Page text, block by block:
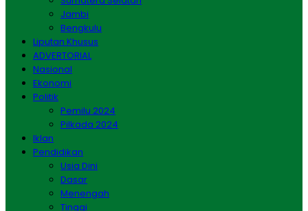
Jambi
Bengkulu
Liputan Khusus
ADVERTORIAL
Nasional
Ekonomi
Politik
Pemilu 2024
Pilkada 2024
Iklan
Pendidikan
Usia Dini
Dasar
Menengah
Tinggi